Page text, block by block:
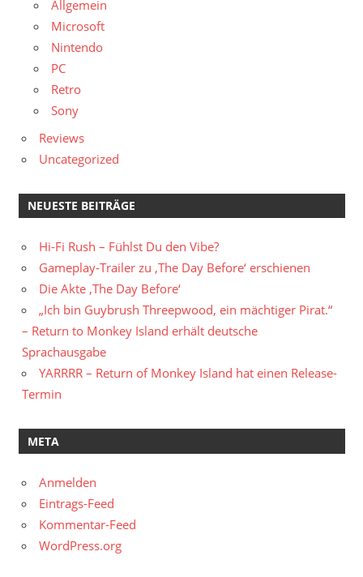
Allgemein
Microsoft
Nintendo
PC
Retro
Sony
Reviews
Uncategorized
NEUESTE BEITRÄGE
Hi-Fi Rush – Fühlst Du den Vibe?
Gameplay-Trailer zu ‚The Day Before‘ erschienen
Die Akte ‚The Day Before‘
„Ich bin Guybrush Threepwood, ein mächtiger Pirat.“
– Return to Monkey Island erhält deutsche
Sprachausgabe
YARRRR – Return of Monkey Island hat einen Release-
Termin
META
Anmelden
Eintrags-Feed
Kommentar-Feed
WordPress.org